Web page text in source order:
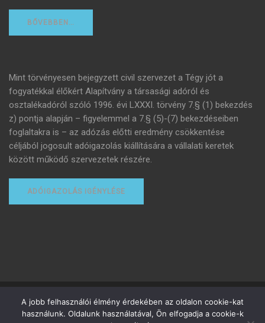
BŐVEBBEN…
Mint törvényesen bejegyzett civil szervezet a Tégy jót a
fogyatékkal élőkért Alapítvány a társasági adóról és
osztalékadóról szóló 1996. évi LXXXI. törvény 7.§ (1) bekezdés
z) pontja alapján – figyelemmel a 7.§ (5)-(7) bekezdéseiben
foglaltakra is – az adózás előtti eredmény csökkentése
céljából jogosult adóigazolás kiállítására a vállalati keretek
között működő szervezetek részére.
ADÓIGAZOLÁS IGÉNYLÉSE
Minden jog fenntartva
Adóigazolás igénylése
A jobb felhasználói élmény érdekében az oldalon cookie-kat
használunk. Oldalunk használatával, Ön elfogadja a cookie-k